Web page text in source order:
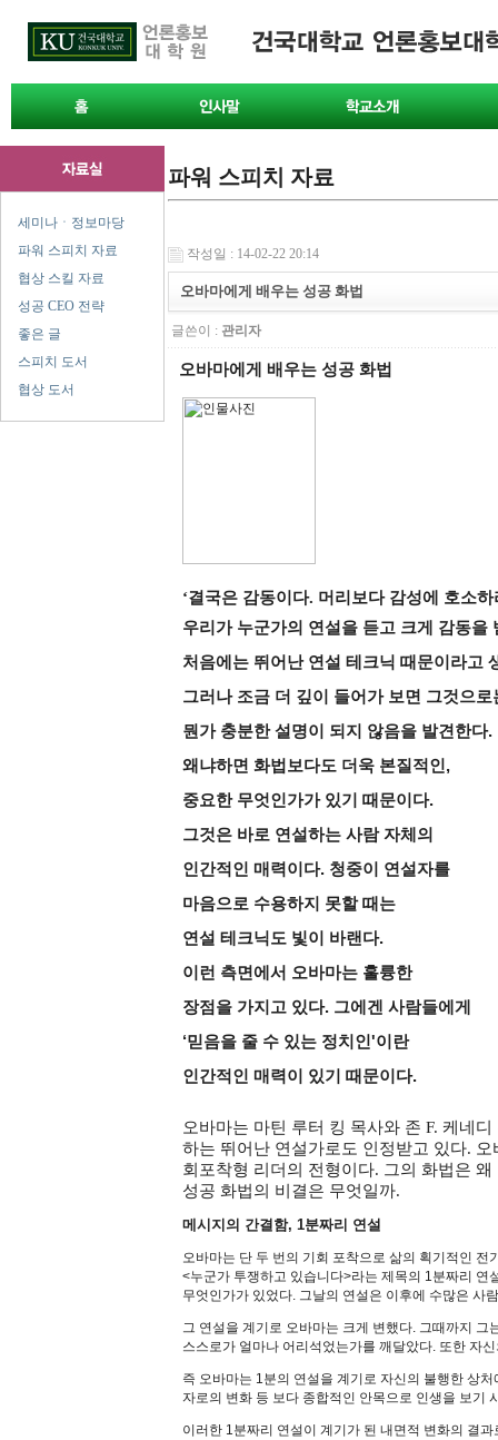
세미나ㆍ정보마당
파워 스피치 자료
협상 스킬 자료
성공 CEO 전략
좋은 글
스피치 도서
협상 도서
파워 스피치 자료
작성일 : 14-02-22 20:14
오바마에게 배우는 성공 화법
글쓴이 : 관리자
오바마에게 배우는 성공 화법
‘결국은 감동이다. 머리보다 감성에 호소하
우리가 누군가의 연설을 듣고 크게 감동을
처음에는 뛰어난 연설 테크닉 때문이라고
그러나 조금 더 깊이 들어가 보면 그것으로
뭔가 충분한 설명이 되지 않음을 발견한다.
왜냐하면 화법보다도 더욱 본질적인,
중요한 무엇인가가 있기 때문이다.
그것은 바로 연설하는 사람 자체의
인간적인 매력이다. 청중이 연설자를
마음으로 수용하지 못할 때는
연설 테크닉도 빛이 바랜다.
이런 측면에서 오바마는 훌륭한
장점을 가지고 있다. 그에겐 사람들에게
‘믿음을 줄 수 있는 정치인'이란
인간적인 매력이 있기 때문이다.
오바마는 마틴 루터 킹 목사와 존 F. 케네
하는 뛰어난 연설가로도 인정받고 있다.
회포착형 리더의 전형이다. 그의 화법은
성공 화법의 비결은 무엇일까.
메시지의 간결함, 1분짜리 연설
오바마는 단 두 번의 기회 포착으로 삶의 획기적인
<누군가 투쟁하고 있습니다>라는 제목의 1분짜리 연
무엇인가가 있었다. 그날의 연설은 이후에 수많은 사
그 연설을 계기로 오바마는 크게 변했다. 그때까지
스스로가 얼마나 어리석었는가를 깨달았다. 또한 자
즉 오바마는 1분의 연설을 계기로 자신의 불행한 상
자로의 변화 등 보다 종합적인 안목으로 인생을 보기
이러한 1분짜리 연설이 계기가 된 내면적 변화의 결